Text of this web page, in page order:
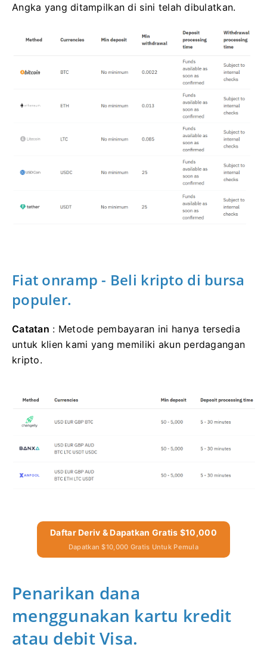
Angka yang ditampilkan di sini telah dibulatkan.
Fiat onramp - Beli kripto di bursa
populer.
Catatan : Metode pembayaran ini hanya tersedia
untuk klien kami yang memiliki akun perdagangan
kripto.
Daftar Deriv & Dapatkan Gratis $10,000
Dapatkan $10,000 Gratis Untuk Pemula
Penarikan dana
menggunakan kartu kredit
atau debit Visa.